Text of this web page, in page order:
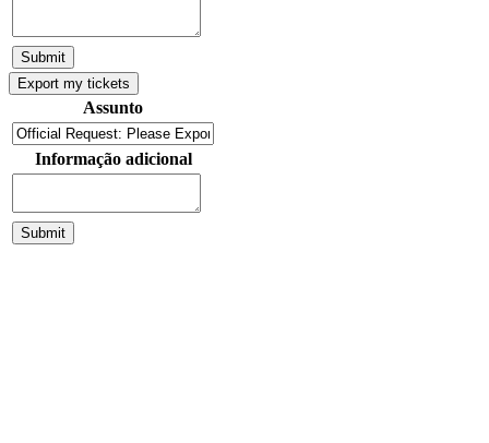
Assunto
Informação adicional